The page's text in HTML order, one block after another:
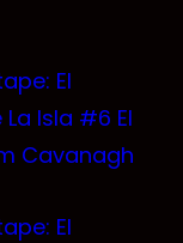
El
Isla #6 El
Cavanagh
El